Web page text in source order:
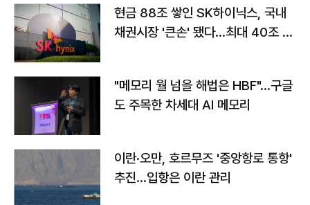
현금 88조 쌓인 SK하이닉스, 국내
채권시장 '큰손' 됐다…최대 40조 투
"메모리 월 넘을 해법은 HBF"…구글
도 주목한 차세대 AI 메모리
이란·오만, 호르무즈 '중앙항로 통항'
추진…입항은 이란 관리